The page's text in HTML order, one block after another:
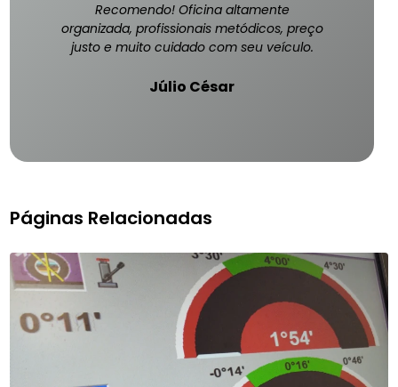
Recomendo! Oficina altamente
organizada, profissionais metódicos, preço
justo e muito cuidado com seu veículo.
Júlio César
Páginas Relacionadas